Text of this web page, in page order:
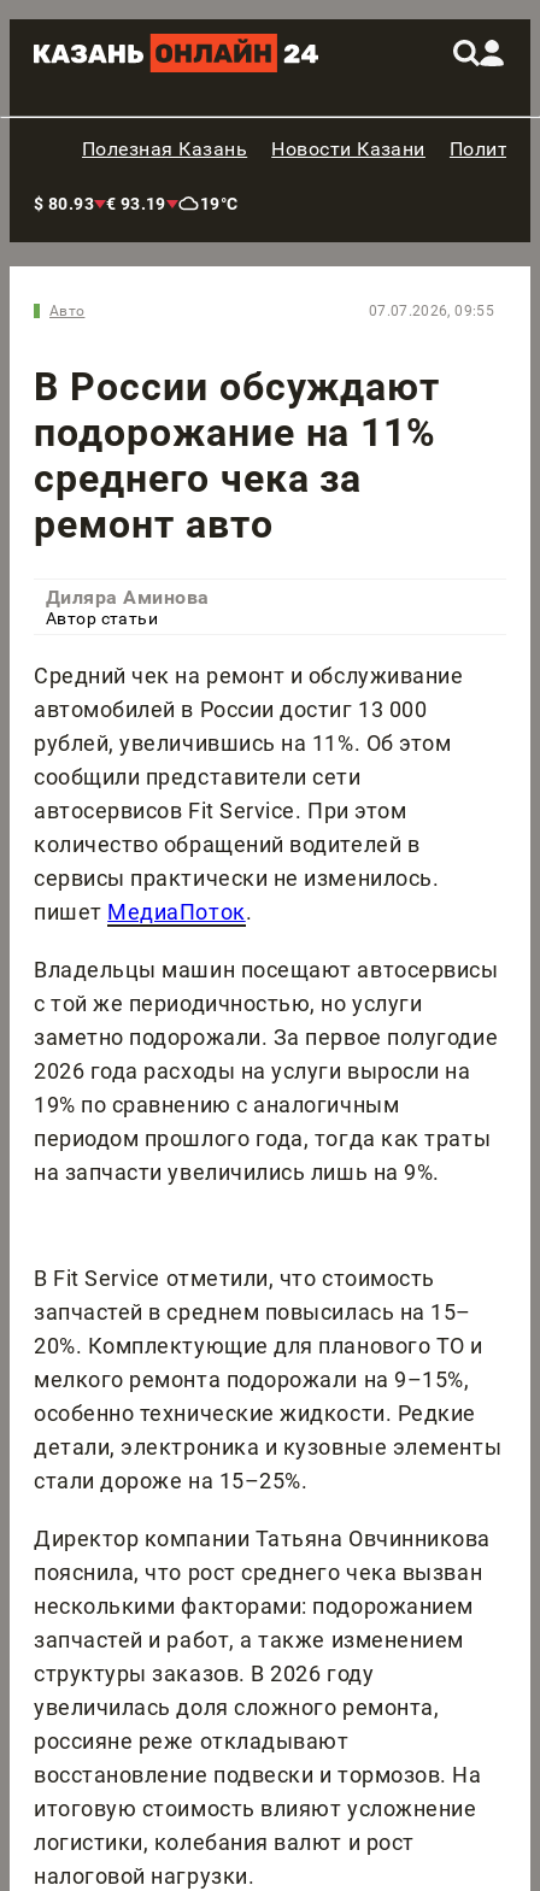
Полезная Казань Новости Казани
$ 80.93 € 93.19 19°C
Авто 07.07.2026, 09:55
В России обсуждают
подорожание на 11%
среднего чека за
ремонт авто
Диляра Аминова
Автор статьи
Средний чек на ремонт и обслуживание
автомобилей в России достиг 13 000
рублей, увеличившись на 11%. Об этом
сообщили представители сети
автосервисов Fit Service. При этом
количество обращений водителей в
сервисы практически не изменилось.
пишет МедиаПоток.
Владельцы машин посещают автосервисы
с той же периодичностью, но услуги
заметно подорожали. За первое полугодие
2026 года расходы на услуги выросли на
19% по сравнению с аналогичным
периодом прошлого года, тогда как траты
на запчасти увеличились лишь на 9%.
В Fit Service отметили, что стоимость
запчастей в среднем повысилась на 15–
20%. Комплектующие для планового ТО и
мелкого ремонта подорожали на 9–15%,
особенно технические жидкости. Редкие
детали, электроника и кузовные элементы
стали дороже на 15–25%.
Директор компании Татьяна Овчинникова
пояснила, что рост среднего чека вызван
несколькими факторами: подорожанием
запчастей и работ, а также изменением
структуры заказов. В 2026 году
увеличилась доля сложного ремонта,
россияне реже откладывают
восстановление подвески и тормозов. На
итоговую стоимость влияют усложнение
логистики, колебания валют и рост
налоговой нагрузки.